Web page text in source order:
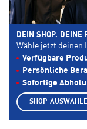
DEIN SHOP. DEINE
Wähle jetzt deinen
Verfügbare
Persönliche
Sofortige